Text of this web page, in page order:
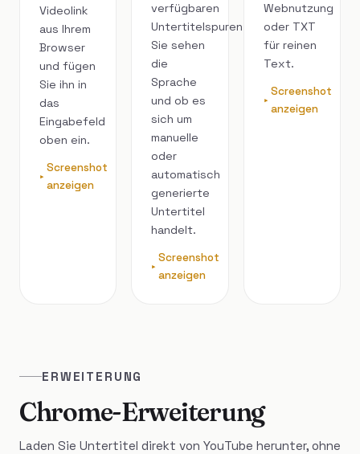
Videolink
aus Ihrem
Browser
und fügen
Sie ihn in
das
Eingabefeld
oben ein.
Screenshot
anzeigen
verfügbaren
Untertitelspuren.
Sie sehen
die
Sprache
und ob es
sich um
manuelle
oder
automatisch
generierte
Untertitel
handelt.
Screenshot
anzeigen
Webnutzung
oder TXT
für reinen
Text.
Screenshot
anzeigen
ERWEITERUNG
Chrome-Erweiterung
Laden Sie Untertitel direkt von YouTube herunter, ohne